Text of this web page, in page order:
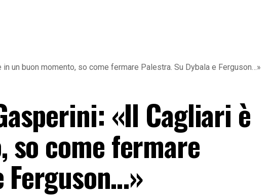
un buon momento, so come fermare Palestra. Su Dybala e Ferguson…»
«Il Cagliari è
so come fermare
Ferguson…»